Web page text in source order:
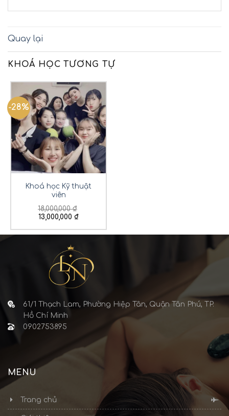
Quay lại
KHOÁ HỌC TƯƠNG TỰ
-28%
Khoá học Kỹ thuật
viên
18,000,000₫
13,000,000 ₫
61/1 Thạch Lam, Phường Hiệp Tân, Quận Tân Phú, TP.
Hồ Chí Minh
0902753895
MENU
Trang chủ